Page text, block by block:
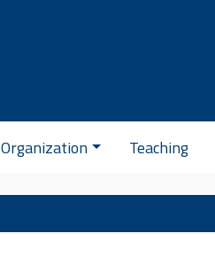
Organization Teaching